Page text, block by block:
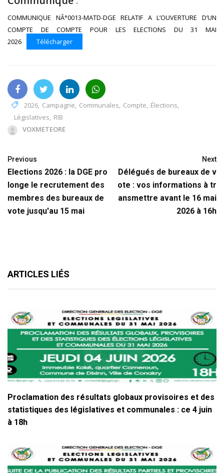
COMMUNIQUE NÂ°0013-MATD-DGE RELATIF A L’OUVERTURE D’UN
COMPTE DE COMPTE POUR LES ELECTIONS DU 31 MAI
2026
Télécharger
2026, Campagne, Communales, Compte, Élections,
Législatives, RIB
VOXMETEORE
Previous
Elections 2026 : la DGE pro
longe le recrutement des
membres des bureaux de
vote jusqu'au 15 mai
Next
Délégués de bureaux de v
ote : vos informations à tr
ansmettre avant le 16 mai
2026 à 16h
ARTICLES LIÉS
Proclamation des résultats globaux provisoires et des
statistiques des législatives et communales : ce 4 juin
à 18h